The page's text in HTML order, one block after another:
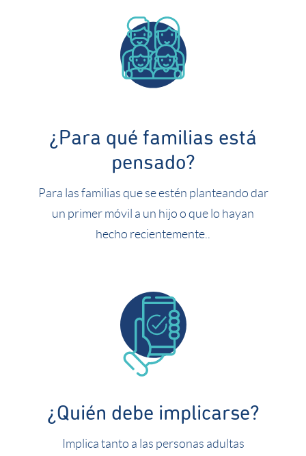
¿Para qué familias está
pensado?
Para las familias que se estén planteando dar
un primer móvil a un hijo o que lo hayan
hecho recientemente..
¿Quién debe implicarse?
Implica tanto a las personas adultas